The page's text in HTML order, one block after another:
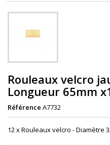
Rouleaux velcro
Longueur 65mm
Référence A7732
12 x Rouleaux velcro - Diamètre